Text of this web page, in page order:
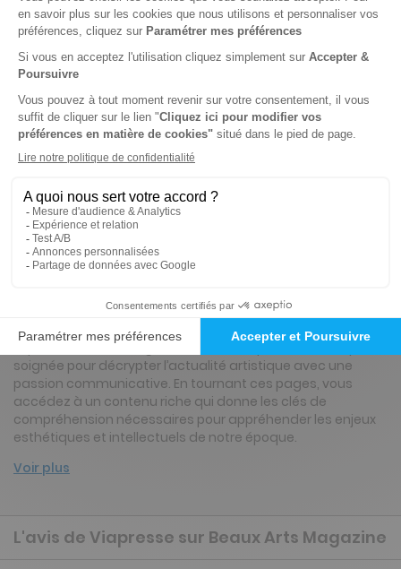
Présentation du magazine Beaux Arts
Magazine
Beaux Arts Magazine : votre passeport
culturel et artistique au meilleur prix
L’abonnement à Beaux Arts Magazine s’affirme comme
une étape incontournable pour tout amateur d'art, du
néophyte au collectionneur averti. Véritable référence de la
presse artistique française, ce mensuel d'exception vous
invite à explorer l’univers fascinant de la création sous
Renaissance aux installations les plus audacieuses de l'art
contemporain. Chaque numéro marie avec élégance une
expertise éditoriale rigoureuse et une qualité esthétique
soignée pour décrypter l’actualité artistique avec une
passion communicative. En tournant ces pages, vous
accédez à un contenu riche qui donne les clés de
compréhension nécessaires pour appréhender les enjeux
esthétiques et intellectuels de notre époque.
Voir plus
L'avis de Viapresse sur Beaux Arts Magazine